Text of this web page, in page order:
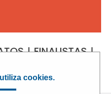
|FINALISTAS|
cookies.